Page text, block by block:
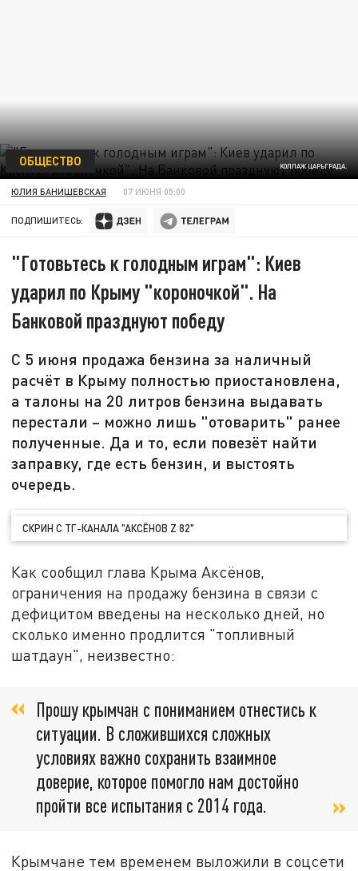
КОЛЛАЖ ЦАРЬГРАДА.
ОБЩЕСТВО
ЮЛИЯ БАНИШЕВСКАЯ 07 ИЮНЯ 05:00
ПОДПИШИТЕСЬ:
"Готовьтесь к голодным играм": Киев
ударил по Крыму "короночкой". На
Банковой празднуют победу
С 5 июня продажа бензина за наличный
расчёт в Крыму полностью приостановлена,
а талоны на 20 литров бензина выдавать
перестали – можно лишь "отоварить" ранее
полученные. Да и то, если повезёт найти
заправку, где есть бензин, и выстоять
очередь.
СКРИН С ТГ-КАНАЛА "АКСЁНОВ Z 82"
Как сообщил глава Крыма Аксёнов,
ограничения на продажу бензина в связи с
дефицитом введены на несколько дней, но
сколько именно продлится "топливный
шатдаун", неизвестно:
Прошу крымчан с пониманием отнестись к
ситуации. В сложившихся сложных
условиях важно сохранить взаимное
доверие, которое помогло нам достойно
пройти все испытания с 2014 года.
Крымчане тем временем выложили в соцсети